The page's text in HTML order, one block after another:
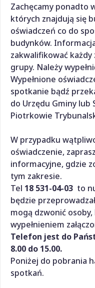
Zachęcamy ponadto
których znajdują się
oświadczeń co do
budynków.
zakwalifikować
grupy. Należy
Wypełnione
spotkanie bądź
do Urzędu Gminy
Piotrkowie
W przypadku
oświadczenie,
informacyjne, gdzie
tym zakresie.
Tel 18 531-04-03 to
będzie
mogą dzwonić
wypełnieniem
Telefon jest do
8.00 do 15.00.
Poniżej do pobrania
spotkań.